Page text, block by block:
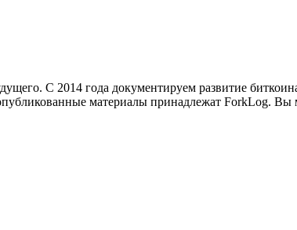
С 2014 года документируем развитие
материалы принадлежат ForkLog. Вы